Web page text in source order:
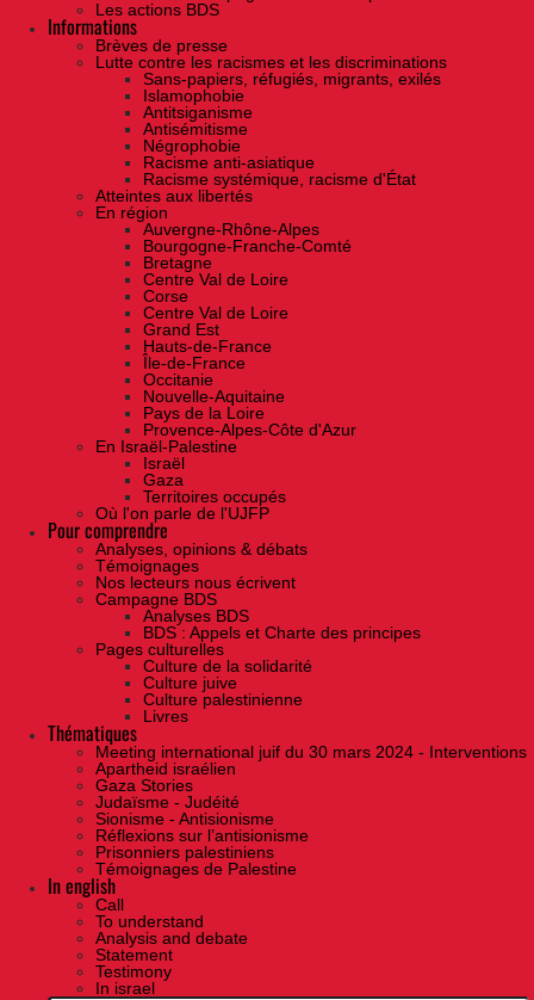
Les actions BDS
Informations
Brèves de presse
Lutte contre les racismes et les discriminations
Sans-papiers, réfugiés, migrants, exilés
Islamophobie
Antitsiganisme
Antisémitisme
Négrophobie
Racisme anti-asiatique
Racisme systémique, racisme d'État
Atteintes aux libertés
En région
Auvergne-Rhône-Alpes
Bourgogne-Franche-Comté
Bretagne
Centre Val de Loire
Corse
Centre Val de Loire
Grand Est
Hauts-de-France
Île-de-France
Occitanie
Nouvelle-Aquitaine
Pays de la Loire
Provence-Alpes-Côte d'Azur
En Israël-Palestine
Israël
Gaza
Territoires occupés
Où l'on parle de l'UJFP
Pour comprendre
Analyses, opinions & débats
Témoignages
Nos lecteurs nous écrivent
Campagne BDS
Analyses BDS
BDS : Appels et Charte des principes
Pages culturelles
Culture de la solidarité
Culture juive
Culture palestinienne
Livres
Thématiques
Meeting international juif du 30 mars 2024 - Interventions
Apartheid israélien
Gaza Stories
Judaïsme - Judéité
Sionisme - Antisionisme
Réflexions sur l’antisionisme
Prisonniers palestiniens
Témoignages de Palestine
In english
Call
To understand
Analysis and debate
Statement
Testimony
In israel